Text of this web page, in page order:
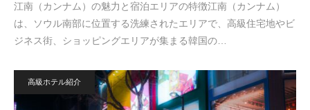
江南（カンナム）の魅力と宿泊エリアの特徴江南（カンナム）
は、ソウル南部に位置する洗練されたエリアで、高級住宅地やビ
ジネス街、ショッピングエリアが集まる韓国の…
高級ホテル紹介